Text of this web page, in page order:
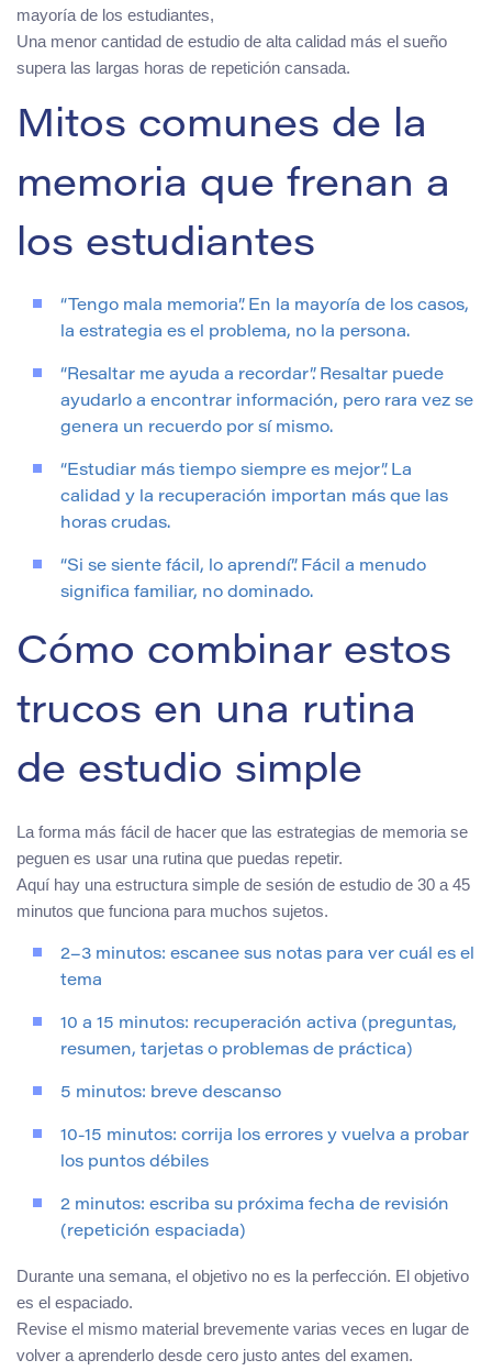
mayoría de los estudiantes,
Una menor cantidad de estudio de alta calidad más el sueño
supera las largas horas de repetición cansada.
Mitos comunes de la
memoria que frenan a
los estudiantes
“Tengo mala memoria”. En la mayoría de los casos,
la estrategia es el problema, no la persona.
“Resaltar me ayuda a recordar”. Resaltar puede
ayudarlo a encontrar información, pero rara vez se
genera un recuerdo por sí mismo.
“Estudiar más tiempo siempre es mejor”. La
calidad y la recuperación importan más que las
horas crudas.
“Si se siente fácil, lo aprendí”. Fácil a menudo
significa familiar, no dominado.
Cómo combinar estos
trucos en una rutina
de estudio simple
La forma más fácil de hacer que las estrategias de memoria se
peguen es usar una rutina que puedas repetir.
Aquí hay una estructura simple de sesión de estudio de 30 a 45
minutos que funciona para muchos sujetos.
2–3 minutos: escanee sus notas para ver cuál es el
tema
10 a 15 minutos: recuperación activa (preguntas,
resumen, tarjetas o problemas de práctica)
5 minutos: breve descanso
10-15 minutos: corrija los errores y vuelva a probar
los puntos débiles
2 minutos: escriba su próxima fecha de revisión
(repetición espaciada)
Durante una semana, el objetivo no es la perfección. El objetivo
es el espaciado.
Revise el mismo material brevemente varias veces en lugar de
volver a aprenderlo desde cero justo antes del examen.